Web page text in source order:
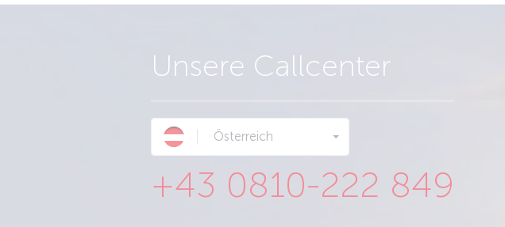
Unsere Callcenter
Österreich
+43 0810-222 849